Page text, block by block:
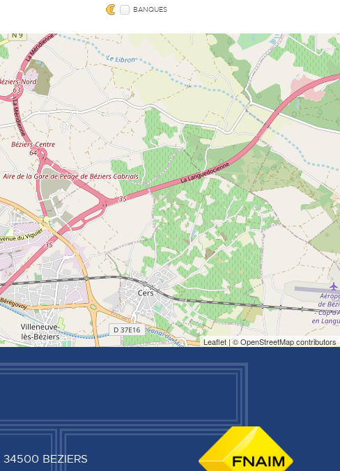
BANQUES
Leaflet | © OpenStreetMap contributors
34500 BEZIERS